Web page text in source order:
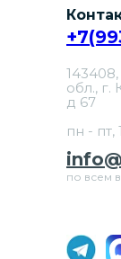
по всем
обл., г.
д 67
пн - пт,